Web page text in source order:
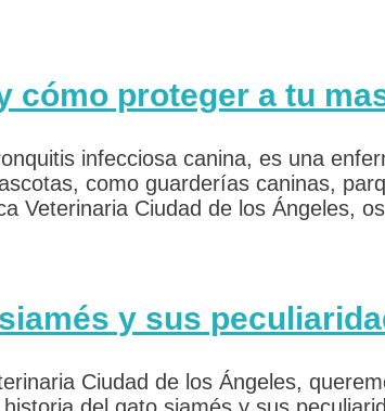
cómo proteger a tu
infecciosa canina, es una
como guarderías caninas,
Veterinaria Ciudad de los Ángeles,
y sus
Ciudad de los Ángeles,
del gato siamés y sus